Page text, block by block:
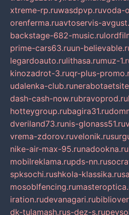
xtreme-rp.ruwasdpvp.ruvoda-
orenferma.ruavtoservis-
backstage-682-music.ru
prime-cars63.ruun-
legardoauto.rulithasa.rumuz-
kinozadrot-3.ruqr-plus-
udalenka-club.ru
dash-cash-now.rubravoprod.ru
hotteygroup.rubagira31.ru
dveriland73.runis-glonass51.ru
vrema-zdorov.ruvelonik.ru
nike-air-max-95.runadookna.ru
mobilreklama.rupds-nn.ru
spksochi.rushkola-klassika.ru
mosoblfencing.ru
iration.rudevanagari.ru
dk-tulamash.rus-dez-s.ru